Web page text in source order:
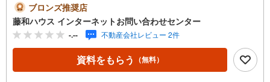
ブロンズ推奨店
藤和ハウス インターネットお問い合わせセンター
-.-- 不動産会社レビュー 2件
資料をもらう （無料）